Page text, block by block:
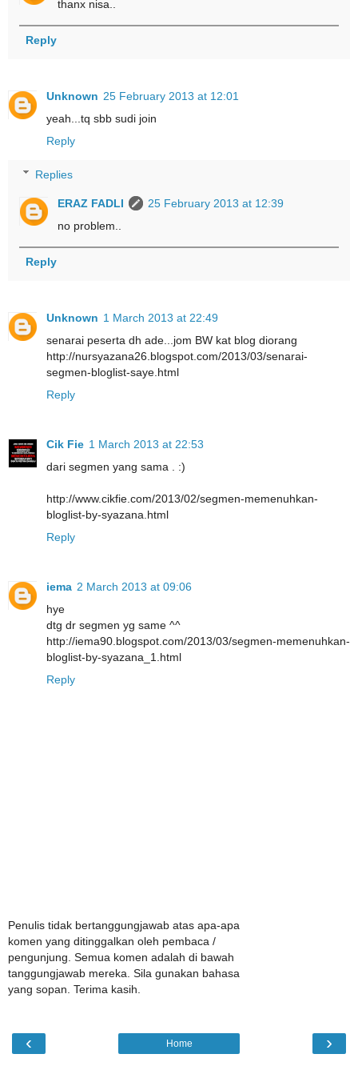
thanx nisa..
Reply
Unknown 25 February 2013 at 12:01
yeah...tq sbb sudi join
Reply
Replies
ERAZ FADLI
25 February 2013 at 12:39
no problem..
Reply
Unknown 1 March 2013 at 22:49
senarai peserta dh ade...jom BW kat blog diorang
http://nursyazana26.blogspot.com/2013/03/senarai-
segmen-bloglist-saye.html
Reply
Cik Fie 1 March 2013 at 22:53
dari segmen yang sama . :)
http://www.cikfie.com/2013/02/segmen-memenuhkan-
bloglist-by-syazana.html
Reply
iema 2 March 2013 at 09:06
hye
dtg dr segmen yg same ^^
http://iema90.blogspot.com/2013/03/segmen-memenuhkan-
bloglist-by-syazana_1.html
Reply
Penulis tidak bertanggungjawab atas apa-apa
komen yang ditinggalkan oleh pembaca /
pengunjung. Semua komen adalah di bawah
tanggungjawab mereka. Sila gunakan bahasa
yang sopan. Terima kasih.
‹ ›
Home